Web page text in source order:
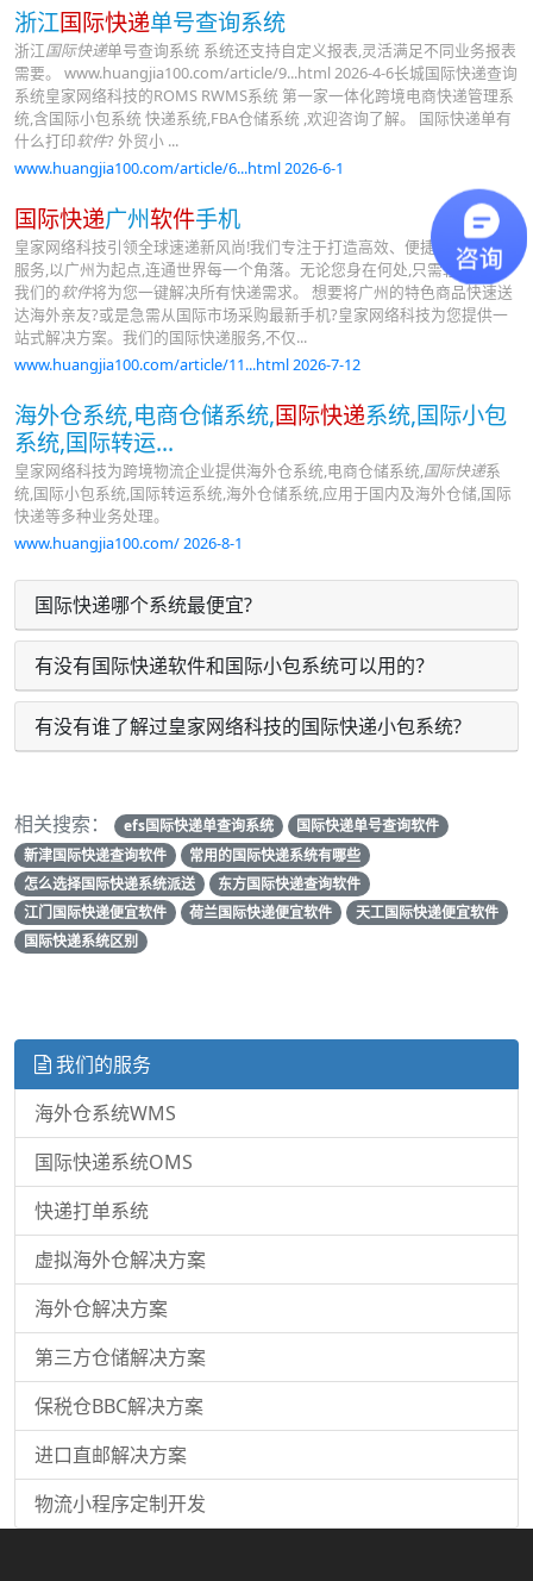
浙江国际快递单号查询系统
浙江国际快递单号查询系统 系统还支持自定义报表,灵活满足不同业务报表
需要。 www.huangjia100.com/article/9...html 2026-4-6长城国际快递查询
系统皇家网络科技的ROMS RWMS系统 第一家一体化跨境电商快递管理系
统,含国际小包系统 快递系统,FBA仓储系统 ,欢迎咨询了解。 国际快递单有
什么打印软件? 外贸小 ...
www.huangjia100.com/article/6...html 2026-6-1
国际快递广州软件手机
皇家网络科技引领全球速递新风尚!我们专注于打造高效、便捷的
国际快递
服务,以广州为起点,连通世界每一个角落。无论您身在何处,只需轻点手机,
我们的软件将为您一键解决所有快递需求。 想要将广州的特色商品快速送
达海外亲友?或是急需从国际市场采购最新手机?皇家网络科技为您提供一
站式解决方案。我们的国际快递服务,不仅...
www.huangjia100.com/article/11...html 2026-7-12
海外仓系统,电商仓储系统,国际快递系统,国际小包
系统,国际转运...
皇家网络科技为跨境物流企业提供海外仓系统,电商仓储系统,国际快递系
统,国际小包系统,国际转运系统,海外仓储系统,应用于国内及海外仓储,国际
快递等多种业务处理。
www.huangjia100.com/ 2026-8-1
国际快递哪个系统最便宜?
有没有国际快递软件和国际小包系统可以用的？
有没有谁了解过皇家网络科技的国际快递小包系统?
相关搜索： efs国际快递单查询系统
国际快递单号查询软件
新津国际快递查询软件
常用的国际快递系统有哪些
怎么选择国际快递系统派送
东方国际快递查询软件
江门国际快递便宜软件
荷兰国际快递便宜软件
天工国际快递便宜软件
国际快递系统区别
我们的服务
海外仓系统WMS
国际快递系统OMS
快递打单系统
虚拟海外仓解决方案
海外仓解决方案
第三方仓储解决方案
保税仓BBC解决方案
进口直邮解决方案
物流小程序定制开发